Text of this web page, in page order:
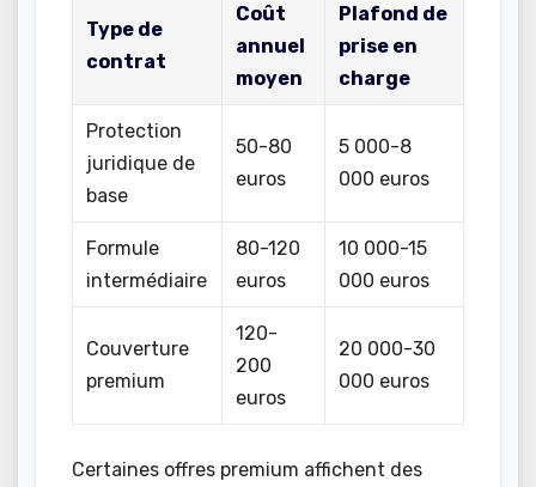
Type de
contrat
Coût
annuel
moyen
Plafond de
prise en
charge
Protection
juridique de
base
50-80
euros
5 000-8
000 euros
Formule
intermédiaire
80-120
euros
10 000-15
000 euros
Couverture
premium
120-
200
euros
20 000-30
000 euros
Certaines offres premium affichent des